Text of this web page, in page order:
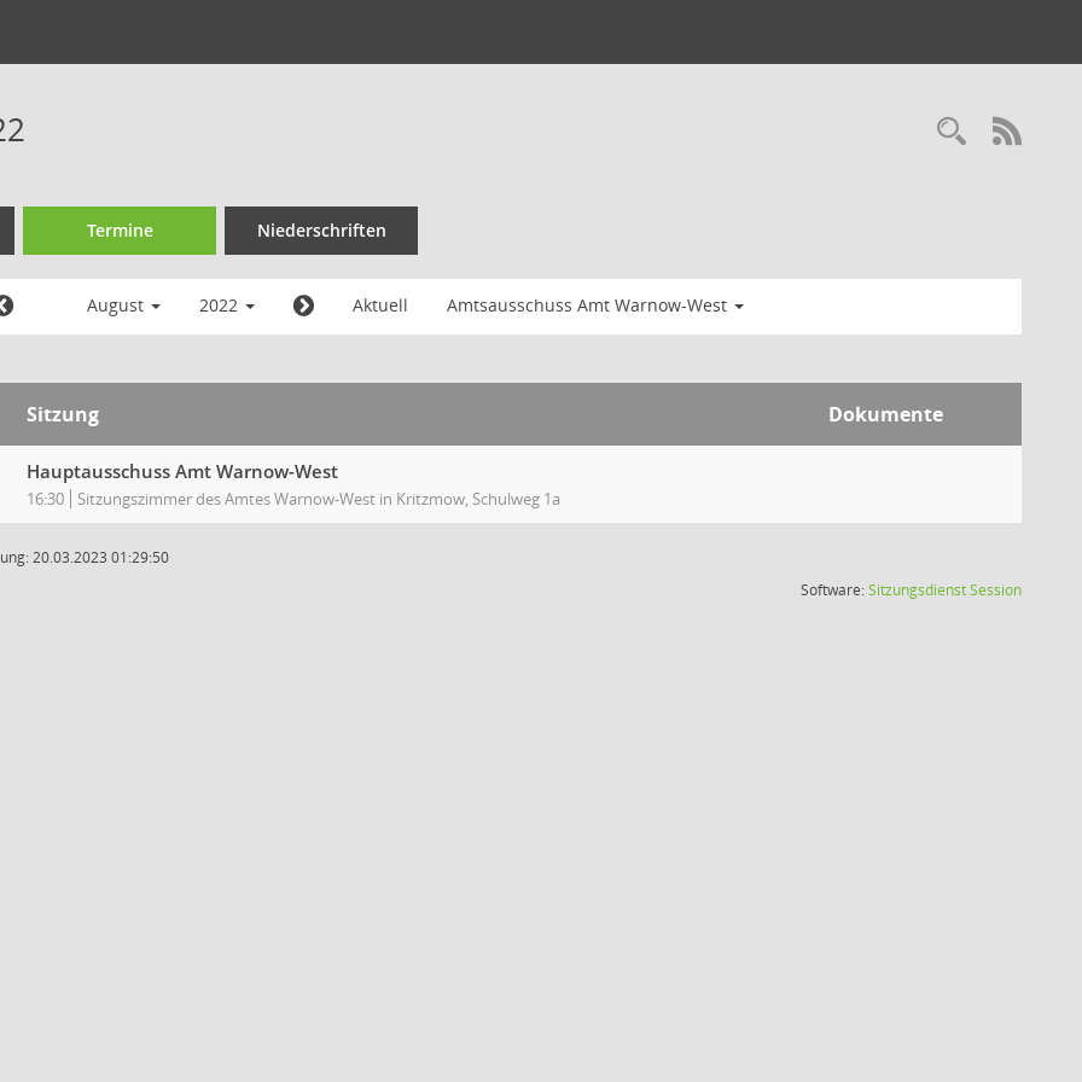
Termine Niederschriften
August 2022 Aktuell Amtsausschuss Amt Warnow-West
Sitzung Dokumente
Hauptausschuss Amt Warnow-West
16:30 Sitzungszimmer des Amtes Warnow-West in Kritzmow, Schulweg 1a
20.03.2023 01:29:50
Software:SitzungsdienstSession